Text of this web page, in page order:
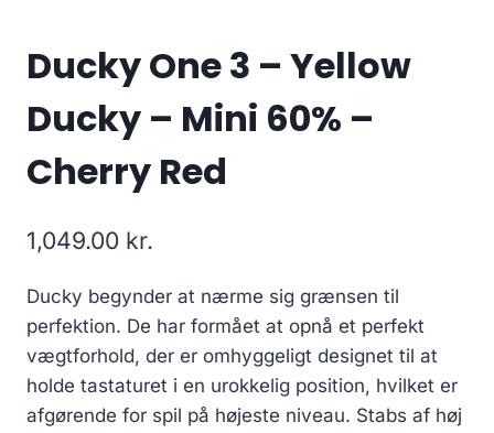
Ducky One 3 – Yellow
Ducky – Mini 60% –
Cherry Red
1,049.00 kr.
Ducky begynder at nærme sig grænsen til
perfektion. De har formået at opnå et perfekt
vægtforhold, der er omhyggeligt designet til at
holde tastaturet i en urokkelig position, hvilket er
afgørende for spil på højeste niveau. Stabs af høj